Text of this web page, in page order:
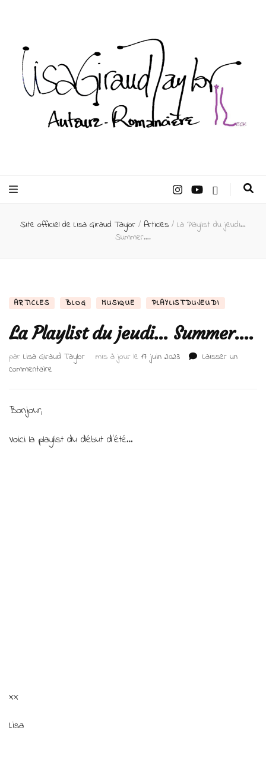
Taylor –
Auteur
Site officiel de Lisa Giraud Taylor / Articles / La Playlist du jeudi…
Summer….
ARTICLES BLOG MUSIQUE PLAYLISTDUJEUDI
La Playlist du jeudi… Summer….
par Lisa Giraud Taylor mis à jour le 17 juin 2023
Laisser un
commentaire
Bonjour,
Voici la playlist du début d’été…
xx
Lisa